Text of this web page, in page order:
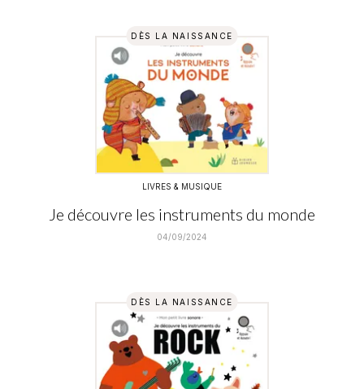
DÈS LA NAISSANCE
LIVRES & MUSIQUE
Je découvre les instruments du monde
04/09/2024
DÈS LA NAISSANCE